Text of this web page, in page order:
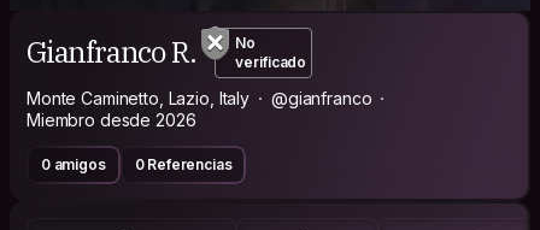
Gianfranco R.
No
verificado
Monte Caminetto, Lazio, Italy
@gianfranco
Miembro desde 2026
0 amigos 0 Referencias